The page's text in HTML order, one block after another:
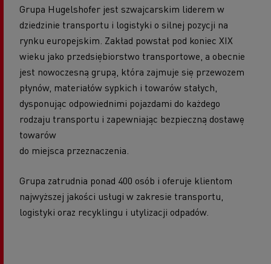
Grupa Hugelshofer jest szwajcarskim liderem w
dziedzinie transportu i logistyki o silnej pozycji na
rynku europejskim. Zakład powstał pod koniec XIX
wieku jako przedsiębiorstwo transportowe, a obecnie
jest nowoczesną grupą, która zajmuje się przewozem
płynów, materiałów sypkich i towarów stałych,
dysponując odpowiednimi pojazdami do każdego
rodzaju transportu i zapewniając bezpieczną dostawę
towarów
do miejsca przeznaczenia.
Grupa zatrudnia ponad 400 osób i oferuje klientom
najwyższej jakości usługi w zakresie transportu,
logistyki oraz recyklingu i utylizacji odpadów.